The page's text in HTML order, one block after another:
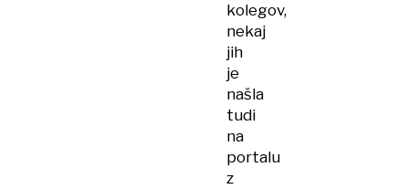
kolegov,
nekaj
jih
je
našla
tudi
na
portalu
z